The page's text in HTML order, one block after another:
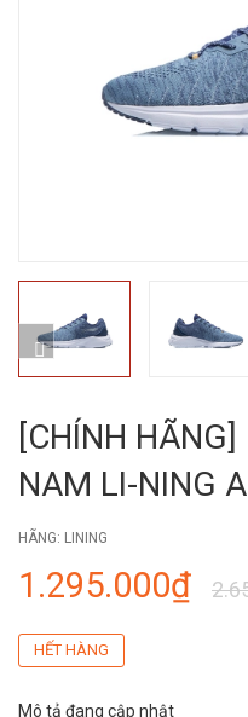
[CHÍNH
NAM LI-NING
HÃNG: LINING
1.295.000₫
HẾT HÀNG
Mô tả đang cập nhật